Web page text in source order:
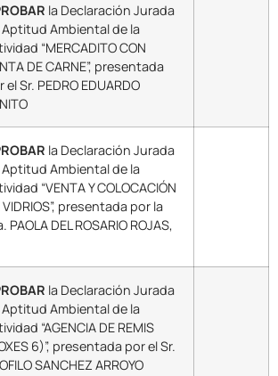
la Declaración Jurada
Ambiental de la
“MERCADITO CON
DE CARNE”, presentada
el Sr. PEDRO EDUARDO
la Declaración Jurada
Ambiental de la
“VENTA Y COLOCACIÓN
VIDRIOS”, presentada por la
PAOLA DEL ROSARIO ROJAS,
la Declaración Jurada
Ambiental de la
“AGENCIA DE REMIS
6)”, presentada por el Sr.
SANCHEZ ARROYO